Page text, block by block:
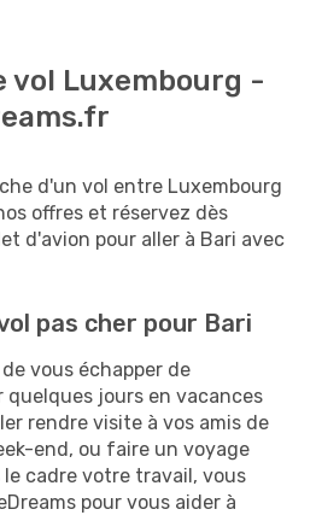
vol Luxembourg -
d'un vol entre Luxembourg
offres et réservez dès
d'avion pour aller à Bari avec
pas cher pour Bari
vous échapper de
jours en vacances
rendre visite à vos amis de
end, ou faire un voyage
cadre votre travail, vous
pour vous aider à